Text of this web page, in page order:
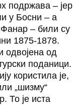
подржава – јер
у Босни – а
– били су
1875-1878.
одвојена од
поданици.
користила је,
„шизму“
То је иста